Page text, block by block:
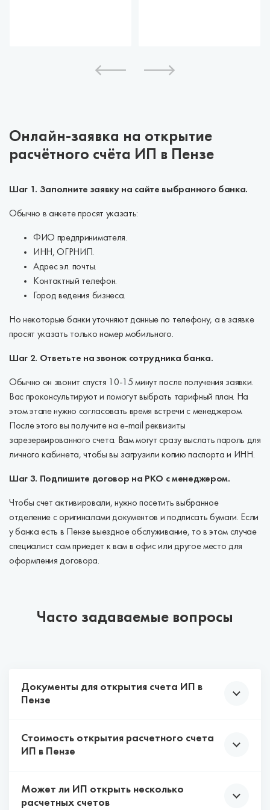
Онлайн-заявка на открытие
расчётного счёта ИП в Пензе
Шаг 1. Заполните заявку на сайте выбранного банка.
Обычно в анкете просят указать:
ФИО предпринимателя.
ИНН, ОГРНИП.
Адрес эл. почты.
Контактный телефон.
Город ведения бизнеса.
Но некоторые банки уточняют данные по телефону, а в заявке
просят указать только номер мобильного.
Шаг 2. Ответьте на звонок сотрудника банка.
Обычно он звонит спустя 10-15 минут после получения заявки.
Вас проконсультируют и помогут выбрать тарифный план. На
этом этапе нужно согласовать время встречи с менеджером.
После этого вы получите на e-mail реквизиты
зарезервированного счета. Вам могут сразу выслать пароль для
личного кабинета, чтобы вы загрузили копию паспорта и ИНН.
Шаг 3. Подпишите договор на РКО с менеджером.
Чтобы счет активировали, нужно посетить выбранное
отделение с оригиналами документов и подписать бумаги. Если
у банка есть в Пензе выездное обслуживание, то в этом случае
специалист сам приедет к вам в офис или другое место для
оформления договора.
Часто задаваемые вопросы
Документы для открытия счета ИП в
Пензе
У каждого банка свои требования к списку
документов, которые нужны для открытия
Чаще всего хватает паспорта, ИНН и ОГРНИП.
Стоимость открытия расчетного счета
ИП в Пензе
Многие банки Пензы подключают тарифы на РКО,
Может ли ИП открыть несколько
расчетных счетов